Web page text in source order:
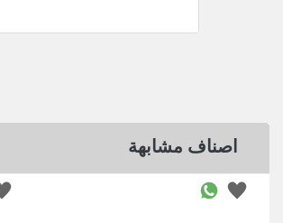
اصناف مشابهة